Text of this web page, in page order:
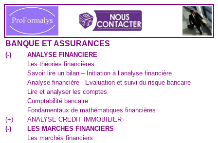
BANQUE ET ASSURANCES
(-)
ANALYSE FINANCIERE
Les théories financières
Savoir lire un bilan – Initiation à l’analyse financière
Analyse financière - Evaluation et suivi du risque bancaire
Lire et analyser les comptes
Comptabilité bancaire
Fondamentaux de mathématiques financières
(+)
ANALYSE CREDIT IMMOBILIER
(-)
LES MARCHES FINANCIERS
Les marchés financiers